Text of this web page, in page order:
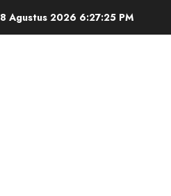
8 Agustus 2026 6:27:26 PM